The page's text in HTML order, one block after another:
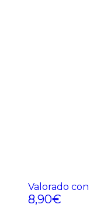
Valorado
8,90€